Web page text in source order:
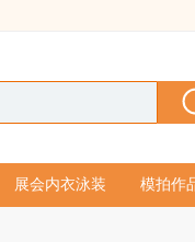
展会内衣泳装 模拍作